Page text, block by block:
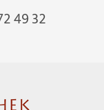
49 32